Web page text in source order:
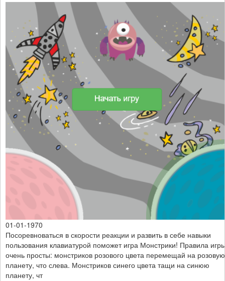
01-01-1970
Посоревноваться в скорости реакции и развить в себе навыки
пользования клавиатурой поможет игра Монстрики! Правила
очень просты: монстриков розового цвета перемещай на розовую
планету, что слева. Монстриков синего цвета тащи на синюю
планету, чт